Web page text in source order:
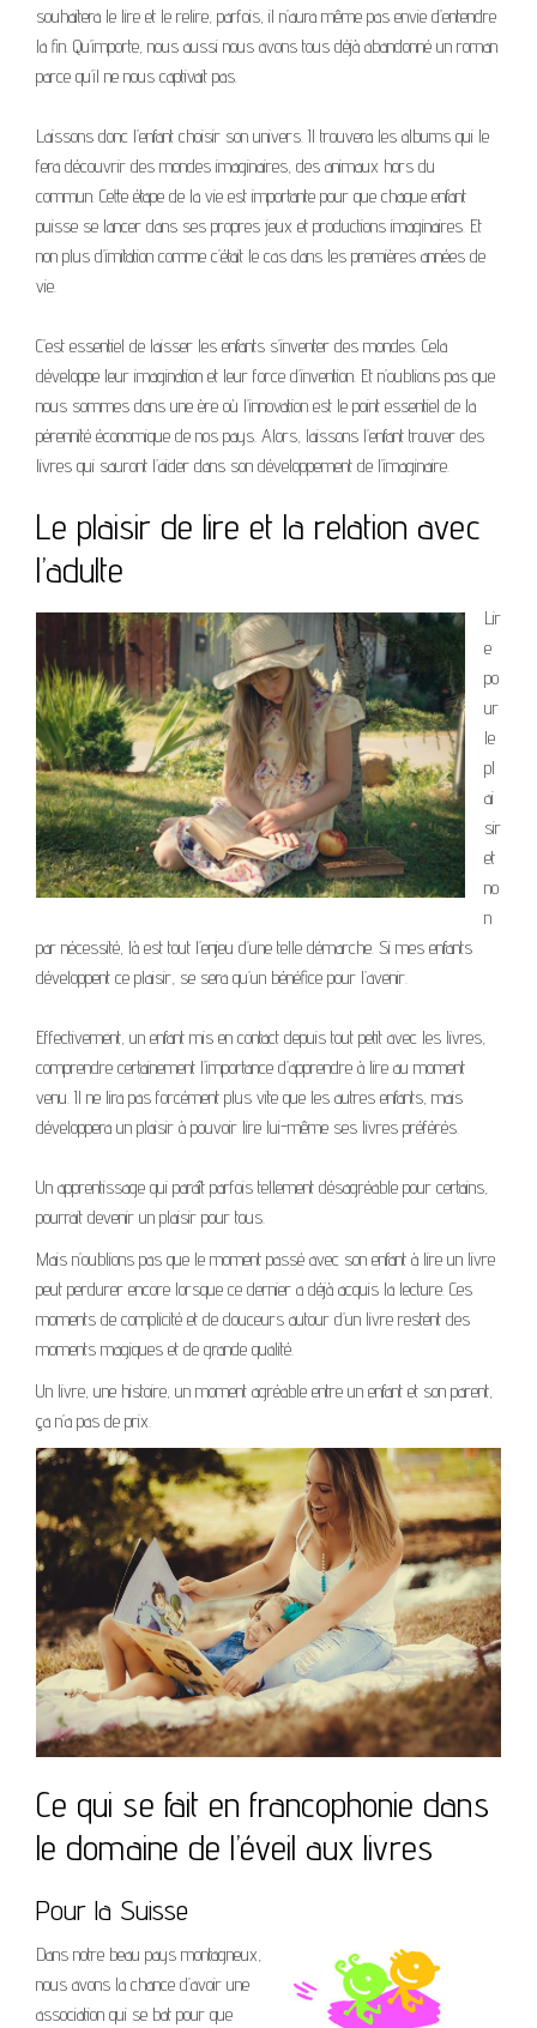
souhaitera le lire et le relire, parfois, il n’aura même pas envie d’entendre
la fin. Qu’importe, nous aussi nous avons tous déjà abandonné un roman
parce qu’il ne nous captivait pas.
Laissons donc l’enfant choisir son univers. Il trouvera les albums qui le
fera découvrir des mondes imaginaires, des animaux hors du
commun. Cette étape de la vie est importante pour que chaque enfant
puisse se lancer dans ses propres jeux et productions imaginaires. Et
non plus d’imitation comme c’était le cas dans les premières années de
vie.
C’est essentiel de laisser les enfants s’inventer des mondes. Cela
développe leur imagination et leur force d’invention. Et n’oublions pas que
nous sommes dans une ère où l’innovation est le point essentiel de la
pérennité économique de nos pays. Alors, laissons l’enfant trouver des
livres qui sauront l’aider dans son développement de l’imaginaire.
Le plaisir de lire et la relation avec
l’adulte
Lir
e
po
ur
le
pl
ai
sir
et
no
n
par nécessité, là est tout l’enjeu d’une telle démarche. Si mes enfants
développent ce plaisir, se sera qu’un bénéfice pour l’avenir.
Effectivement, un enfant mis en contact depuis tout petit avec les livres,
comprendre certainement l’importance d’apprendre à lire au moment
venu. Il ne lira pas forcément plus vite que les autres enfants, mais
développera un plaisir à pouvoir lire lui-même ses livres préférés.
Un apprentissage qui paraît parfois tellement désagréable pour certains,
pourrait devenir un plaisir pour tous.
Mais n’oublions pas que le moment passé avec son enfant à lire un livre
peut perdurer encore lorsque ce dernier a déjà acquis la lecture. Ces
moments de complicité et de douceurs autour d’un livre restent des
moments magiques et de grande qualité.
Un livre, une histoire, un moment agréable entre un enfant et son parent,
ça n’a pas de prix.
Ce qui se fait en francophonie dans
le domaine de l’éveil aux livres
Pour la Suisse
Dans notre beau pays montagneux,
nous avons la chance d’avoir une
association qui se bat pour que